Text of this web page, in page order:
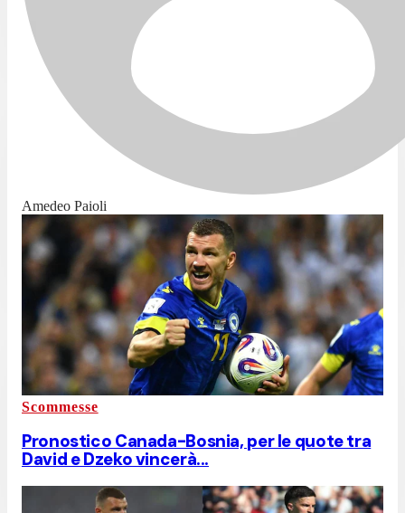
Amedeo Paioli
Scommesse
Pronostico Canada-Bosnia, per le quote tra
David e Dzeko vincerà...